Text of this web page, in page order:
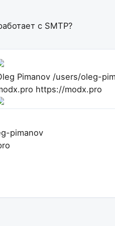
с SMTP?
Pimanov /users/oleg-
https://modx.pro
pimanov